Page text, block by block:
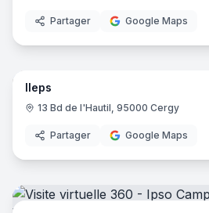
Partager Google Maps
Ileps
13 Bd de l'Hautil, 95000 Cergy
Partager Google Maps